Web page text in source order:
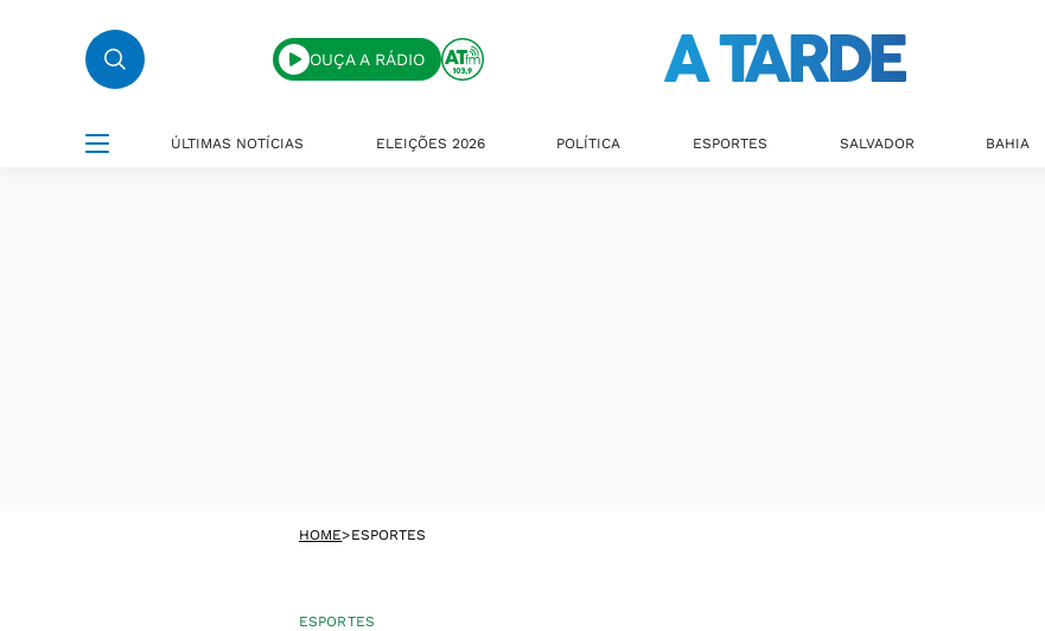
OUÇA A RÁDIO
ÚLTIMAS NOTÍCIAS ELEIÇÕES 2026 POLÍTICA ESPORTES SALVADOR BAHIA
HOME>ESPORTES
ESPORTES